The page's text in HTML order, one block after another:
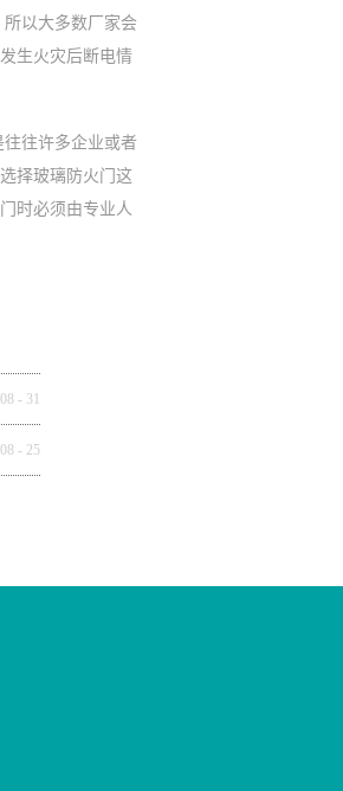
以大多数厂家会
生火灾后断电情
往许多企业或者
择玻璃防火门这
时必须由专业人
08 - 31
08 - 25